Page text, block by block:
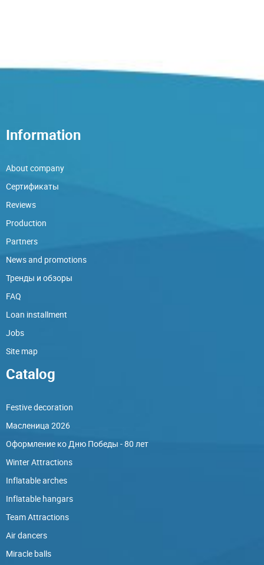
Information
About company
Сертификаты
Reviews
Production
Partners
News and promotions
Тренды и обзоры
FAQ
Loan installment
Jobs
Site map
Catalog
Festive decoration
Масленица 2026
Оформление ко Дню Победы - 80 лет
Winter Attractions
Inflatable arches
Inflatable hangars
Team Attractions
Air dancers
Miracle balls